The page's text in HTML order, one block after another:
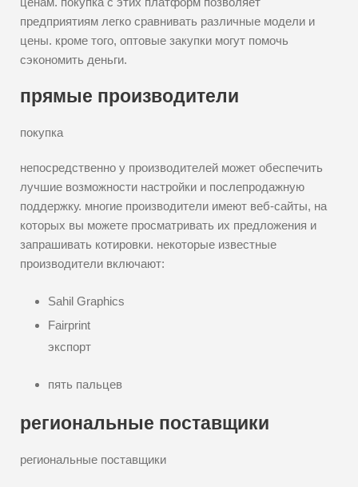
предприятиям легко сравнивать различные модели и
цены. кроме того, оптовые закупки могут помочь
сэкономить деньги.
прямые производители
покупка
непосредственно у производителей может обеспечить
лучшие возможности настройки и послепродажную
поддержку. многие производители имеют веб-сайты, на
которых вы можете просматривать их предложения и
запрашивать котировки. некоторые известные
производители включают:
Sahil Graphics
Fairprint
экспорт
пять пальцев
региональные поставщики
региональные поставщики